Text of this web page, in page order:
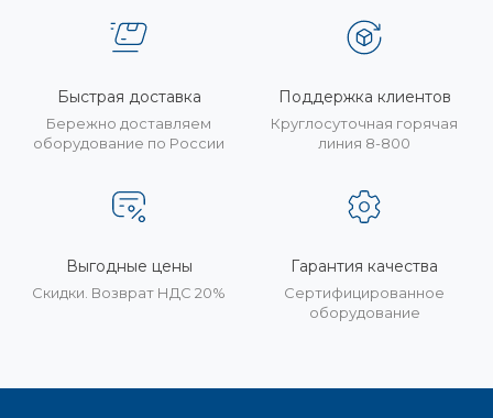
Быстрая доставка
Бережно доставляем
оборудование по России
Поддержка клиентов
Круглосуточная горячая
линия 8-800
Выгодные цены
Скидки. Возврат НДС 20%
Гарантия качества
Сертифицированное
оборудование